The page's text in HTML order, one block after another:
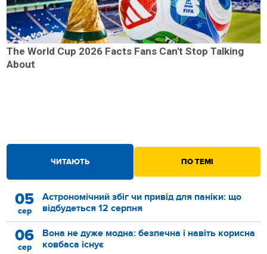
ЧИТАЮТЬ ПО ТЕМІ
05
сер
Астрономічний збіг чи привід для паніки: що
відбудеться 12 серпня
06
сер
Вона не дуже модна: безпечна і навіть корисна
ковбаса існує
The World Cup 2026 Facts Fans Can't Stop Talking
About